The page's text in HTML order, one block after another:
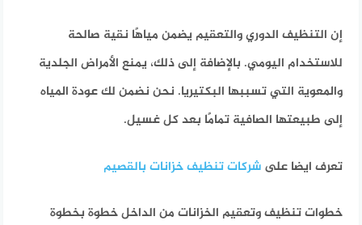
إن التنظيف الدوري والتعقيم يضمن مياهًا نقية صالحة
للاستخدام اليومي. بالإضافة إلى ذلك، يمنع الأمراض الجلدية
والمعوية التي تسببها البكتيريا. نحن نضمن لك عودة المياه
إلى طبيعتها الصافية تمامًا بعد كل غسيل.
تعرف ايضا علىشركات تنظيف خزانات بالقصيم
خطوات تنظيف وتعقيم الخزانات من الداخل خطوة بخطوة